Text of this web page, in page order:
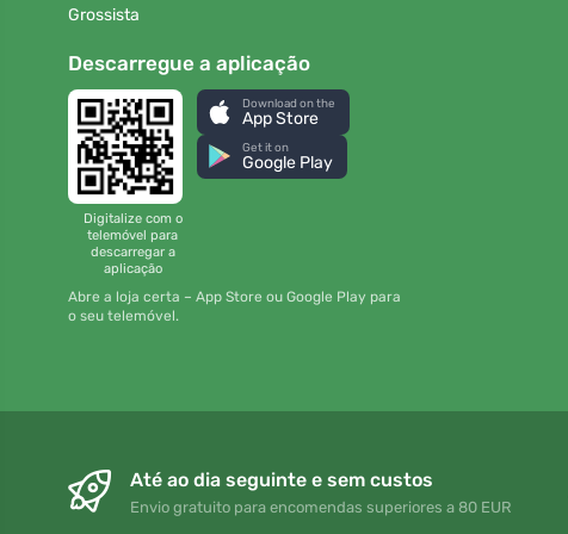
Grossista
Descarregue a aplicação
Digitalize com o
telemóvel para
descarregar a
aplicação
Download on the
App Store
Get it on
Google Play
Abre a loja certa – App Store ou Google Play para
o seu telemóvel.
Até ao dia seguinte e sem custos
Envio gratuito para encomendas superiores a 80 EUR